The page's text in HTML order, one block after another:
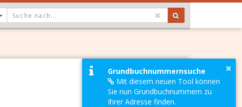
DROPDOWN: GEWÄHLTER WERT IST ALLE
×
Grundbuchnummernsuche
Mit diesem neuen Tool können
Sie nun Grundbuchnummern zu
Ihrer Adresse finden.